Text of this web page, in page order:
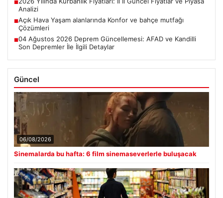
■
Analizi
■Açık Hava Yaşam alanlarında Konfor ve bahçe mutfağı
Çözümleri
■04 Ağustos 2026 Deprem Güncellemesi: AFAD ve Kandilli
Son Depremler İle İlgili Detaylar
Güncel
06/08/2026
Sinemalarda bu hafta: 6 film sinemaseverlerle buluşacak